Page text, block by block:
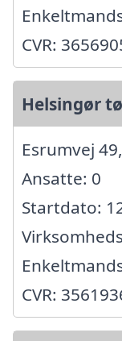
CVR:
Helsingør
Esrumvej
Ansatte: 0
Startdato:
CVR: